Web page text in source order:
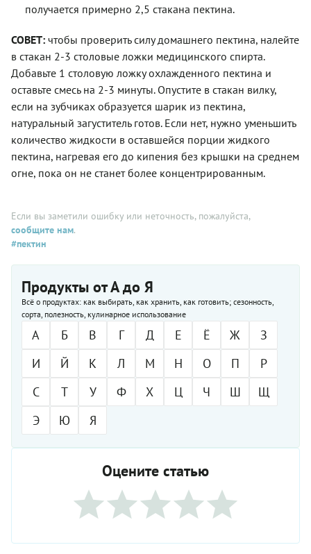
получается примерно 2,5 стакана пектина.
СОВЕТ: чтобы проверить силу домашнего пектина, налейте
в стакан 2-3 столовые ложки медицинского спирта.
Добавьте 1 столовую ложку охлажденного пектина и
оставьте смесь на 2-3 минуты. Опустите в стакан вилку,
если на зубчиках образуется шарик из пектина,
натуральный загуститель готов. Если нет, нужно уменьшить
количество жидкости в оставшейся порции жидкого
пектина, нагревая его до кипения без крышки на среднем
огне, пока он не станет более концентрированным.
Если вы заметили ошибку или неточность, пожалуйста,
сообщите нам.
#пектин
Продукты от А до Я
Всё о продуктах: как выбирать, как хранить, как готовить; сезонность,
сорта, полезность, кулинарное использование
А Б В Г Д Е Ё Ж
З
И
Й К Л М Н О П
Р
С
Т У Ф Х Ц Ч Ш
Щ
Э
Ю Я
Оцените статью